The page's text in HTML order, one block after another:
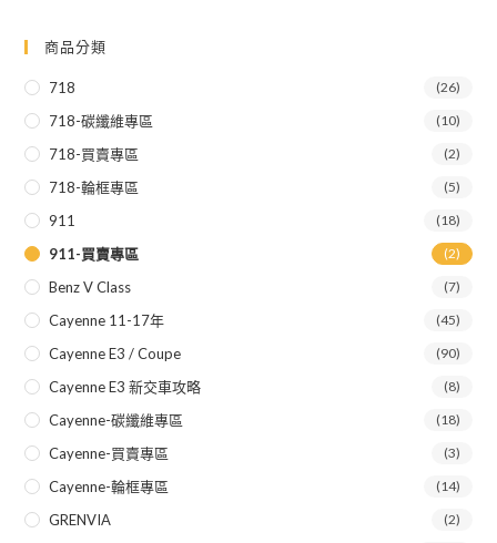
商品分類
718 (26)
718-碳纖維專區 (10)
718-買賣專區 (2)
718-輪框專區 (5)
911 (18)
911-買賣專區 (2)
Benz V Class (7)
Cayenne 11-17年 (45)
Cayenne E3 / Coupe (90)
Cayenne E3 新交車攻略 (8)
Cayenne-碳纖維專區 (18)
Cayenne-買賣專區 (3)
Cayenne-輪框專區 (14)
GRENVIA (2)